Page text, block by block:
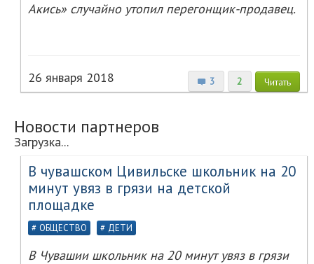
Акись» случайно утопил перегонщик-продавец.
3 2 Читать
26 января 2018
Новости партнеров
Загрузка...
В чувашском Цивильске школьник на 20
минут увяз в грязи на детской
площадке
ОБЩЕСТВО ДЕТИ
В Чувашии школьник на 20 минут увяз в грязи